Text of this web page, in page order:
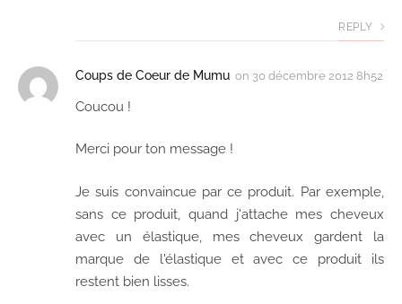
REPLY
Coups de Coeur de Mumu on 30 décembre 2012 8h52
Coucou !
Merci pour ton message !
Je suis convaincue par ce produit. Par exemple,
sans ce produit, quand j'attache mes cheveux
avec un élastique, mes cheveux gardent la
marque de l'élastique et avec ce produit ils
restent bien lisses.